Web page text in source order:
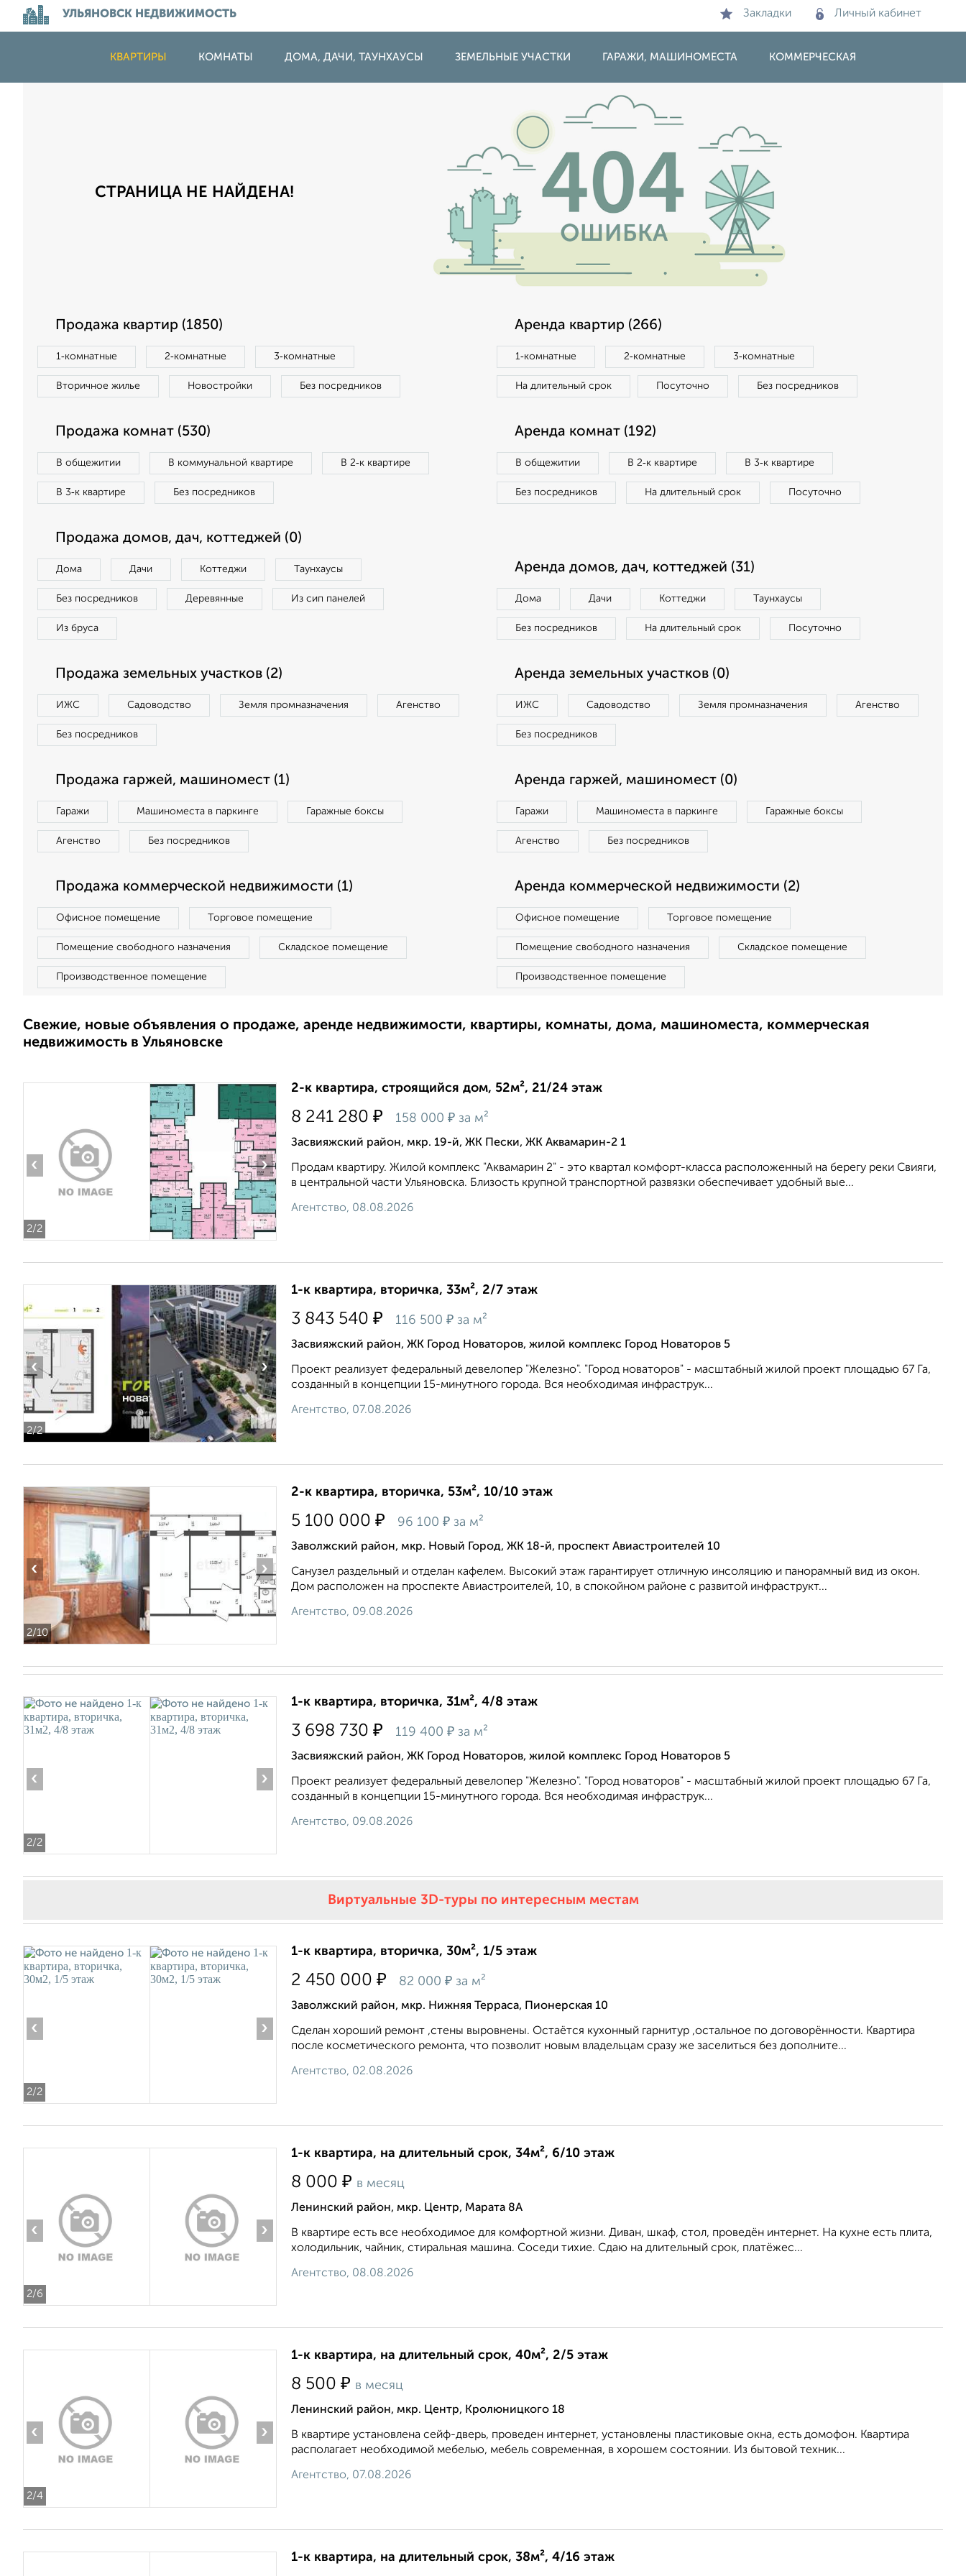
УЛЬЯНОВСК НЕДВИЖИМОСТЬ Закладки Личный кабинет
КВАРТИРЫ КОМНАТЫ ДОМА, ДАЧИ, ТАУНХАУСЫ ЗЕМЕЛЬНЫЕ УЧАСТКИ ГАРАЖИ, МАШИНОМЕСТА КОММЕРЧЕСКАЯ
СТРАНИЦА НЕ НАЙДЕНА!
Продажа квартир (1850)
1‑комнатные 2‑комнатные 3‑комнатные
Вторичное жилье Новостройки Без посредников
Аренда квартир (266)
1‑комнатные 2‑комнатные 3‑комнатные
На длительный срок Посуточно Без посредников
Продажа комнат (530)
В общежитии В коммунальной квартире В 2‑к квартире
В 3‑к квартире Без посредников
Аренда комнат (192)
В общежитии В 2‑к квартире В 3‑к квартире
Без посредников На длительный срок Посуточно
Продажа домов, дач, коттеджей (0)
Дома Дачи Коттеджи Таунхаусы
Без посредников Деревянные Из сип панелей
Из бруса
Аренда домов, дач, коттеджей (31)
Дома Дачи Коттеджи Таунхаусы
Без посредников На длительный срок Посуточно
Продажа земельных участков (2)
ИЖС Садоводство Земля промназначения Агенство
Без посредников
Аренда земельных участков (0)
ИЖС Садоводство Земля промназначения Агенство
Без посредников
Продажа гаржей, машиномест (1)
Гаражи Машиноместа в паркинге Гаражные боксы
Агенство Без посредников
Аренда гаржей, машиномест (0)
Гаражи Машиноместа в паркинге Гаражные боксы
Агенство Без посредников
Продажа коммерческой недвижимости (1)
Офисное помещение Торговое помещение
Помещение свободного назначения Складское помещение
Производственное помещение
Аренда коммерческой недвижимости (2)
Офисное помещение Торговое помещение
Помещение свободного назначения Складское помещение
Производственное помещение
Свежие, новые объявления о продаже, аренде недвижимости, квартиры, комнаты, дома, машиноместа, коммерческая
недвижимость в Ульяновске
2/2
‹ ›
2-к квартира, строящийся дом, 52м², 21/24 этаж
8 241 280 ₽ 158 000 ₽ за м²
Засвияжский район, мкр. 19-й, ЖК Пески, ЖК Аквамарин-2 1
Продам квартиру. Жилой комплекс "Аквамарин 2" - это квартал комфорт-класса расположенный на берегу реки Свияги,
в центральной части Ульяновска. Близость крупной транспортной развязки обеспечивает удобный вые...
Агентство, 08.08.2026
2/2
‹ ›
1-к квартира, вторичка, 33м², 2/7 этаж
3 843 540 ₽ 116 500 ₽ за м²
Засвияжский район, ЖК Город Новаторов, жилой комплекс Город Новаторов 5
Проект реализует федеральный девелопер "Железно". "Город новаторов" - масштабный жилой проект площадью 67 Га,
созданный в концепции 15-минутного города. Вся необходимая инфраструк...
Агентство, 07.08.2026
2/10
‹ ›
2-к квартира, вторичка, 53м², 10/10 этаж
5 100 000 ₽ 96 100 ₽ за м²
Заволжский район, мкр. Новый Город, ЖК 18-й, проспект Авиастроителей 10
Санузел раздельный и отделан кафелем. Высокий этаж гарантирует отличную инсоляцию и панорамный вид из окон.
Дом расположен на проспекте Авиастроителей, 10, в спокойном районе с развитой инфраструкт...
Агентство, 09.08.2026
2/2
‹ ›
1-к квартира, вторичка, 31м², 4/8 этаж
3 698 730 ₽ 119 400 ₽ за м²
Засвияжский район, ЖК Город Новаторов, жилой комплекс Город Новаторов 5
Проект реализует федеральный девелопер "Железно". "Город новаторов" - масштабный жилой проект площадью 67 Га,
созданный в концепции 15-минутного города. Вся необходимая инфраструк...
Агентство, 09.08.2026
Виртуальные 3D-туры по интересным местам
2/2
‹ ›
1-к квартира, вторичка, 30м², 1/5 этаж
2 450 000 ₽ 82 000 ₽ за м²
Заволжский район, мкр. Нижняя Терраса, Пионерская 10
Сделан хороший ремонт ,стены выровнены. Остаётся кухонный гарнитур ,остальное по договорённости. Квартира
после косметического ремонта, что позволит новым владельцам сразу же заселиться без дополните...
Агентство, 02.08.2026
2/6
‹ ›
1-к квартира, на длительный срок, 34м², 6/10 этаж
8 000 ₽ в месяц
Ленинский район, мкр. Центр, Марата 8А
В квартире есть все необходимое для комфортной жизни. Диван, шкаф, стол, проведён интернет. На кухне есть плита,
холодильник, чайник, стиральная машина. Соседи тихие. Сдаю на длительный срок, платёжес...
Агентство, 08.08.2026
2/4
‹ ›
1-к квартира, на длительный срок, 40м², 2/5 этаж
8 500 ₽ в месяц
Ленинский район, мкр. Центр, Кролюницкого 18
В квартире установлена сейф-дверь, проведен интернет, установлены пластиковые окна, есть домофон. Квартира
располагает необходимой мебелью, мебель современная, в хорошем состоянии. Из бытовой техник...
Агентство, 07.08.2026
1-к квартира, на длительный срок, 38м², 4/16 этаж